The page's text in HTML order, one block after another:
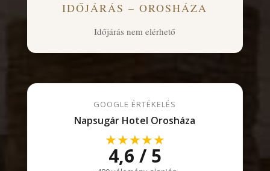
IDŐJÁRÁS – OROSHÁZA
Időjárás nem elérhető
GOOGLE ÉRTÉKELÉS
Napsugár Hotel Orosháza
★★★★★
4,6 / 5